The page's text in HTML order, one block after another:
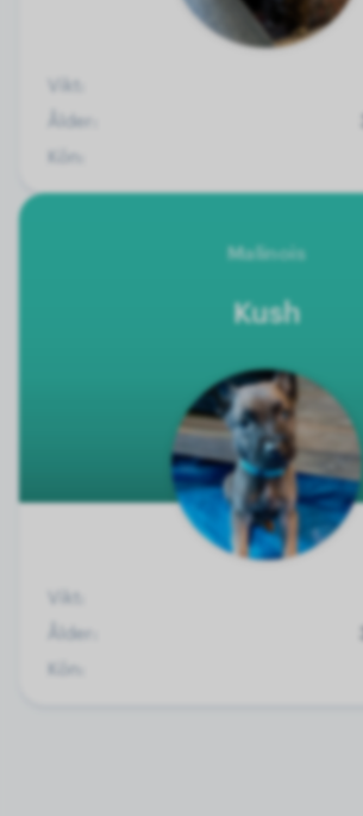
Vikt:
Ålder:
Kön:
Malinois
Kush
Vikt:
Ålder:
Kön: